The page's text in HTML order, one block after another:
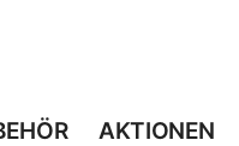
AKTIONEN